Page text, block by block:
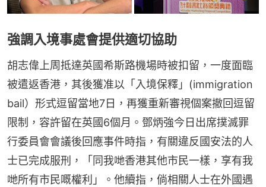
強調入境事處會提供適切協助
胡志偉上周抵達英國希斯路機場時被扣留，一度面臨
被遣返香港，其後獲准以「入境保釋」(immigration
bail）形式逗留當地7日，再獲重新審視個案撤回逗留
限制，容許留在英國6個月。鄧炳強今日出席撲滅罪
行委員會會議後回應事件時指，有關違反國安法的人
士已完成服刑，「同我哋香港其他市民一樣，享有我
哋所有市民嘅權利」。他續指，倘相關人士在外國遇